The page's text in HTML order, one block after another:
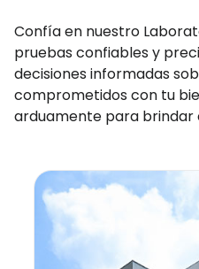
Confía en nuestro
pruebas confiables y
decisiones informadas
comprometidos con tu
arduamente para brindar